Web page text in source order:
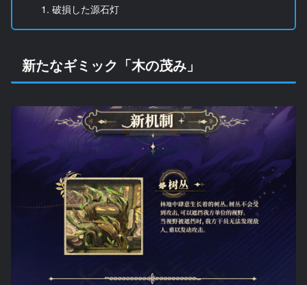
破損した源石灯
新たなギミック「木の茂み」